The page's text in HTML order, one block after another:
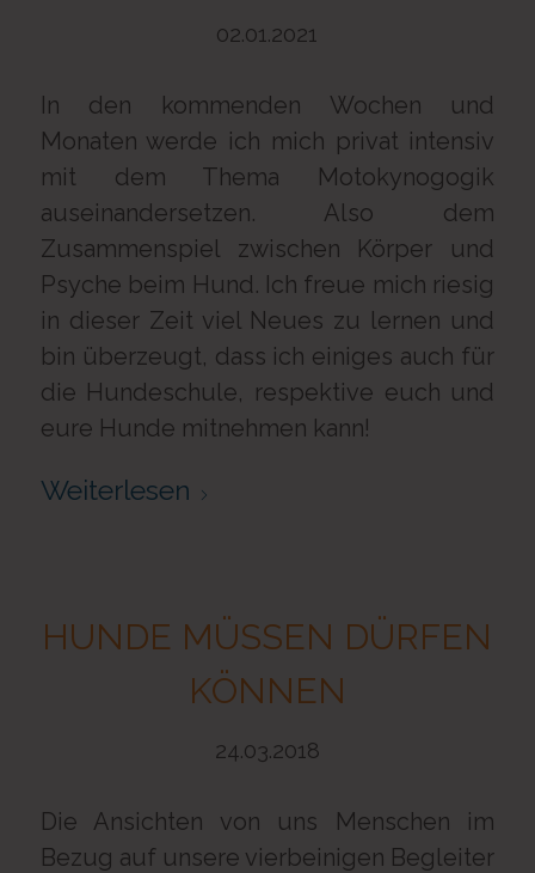
02.01.2021
In den kommenden Wochen und
Monaten werde ich mich privat intensiv
mit dem Thema Motokynogogik
auseinandersetzen. Also dem
Zusammenspiel zwischen Körper und
Psyche beim Hund. Ich freue mich riesig
in dieser Zeit viel Neues zu lernen und
bin überzeugt, dass ich einiges auch für
die Hundeschule, respektive euch und
eure Hunde mitnehmen kann!
Weiterlesen
HUNDE MÜSSEN DÜRFEN
KÖNNEN
24.03.2018
Die Ansichten von uns Menschen im
Bezug auf unsere vierbeinigen Begleiter